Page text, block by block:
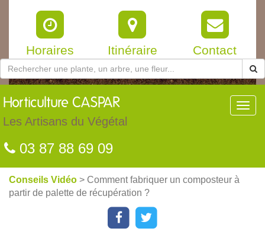
Horaires Itinéraire Contact
Horticulture CASPAR
Les Artisans du Végétal
03 87 88 69 09
Conseils Vidéo > Comment fabriquer un composteur à
partir de palette de récupération ?